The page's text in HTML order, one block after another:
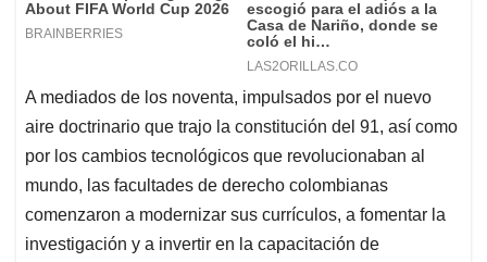
A mediados de los noventa, impulsados por el nuevo
aire doctrinario que trajo la constitución del 91, así como
por los cambios tecnológicos que revolucionaban al
mundo, las facultades de derecho colombianas
comenzaron a modernizar sus currículos, a fomentar la
investigación y a invertir en la capacitación de